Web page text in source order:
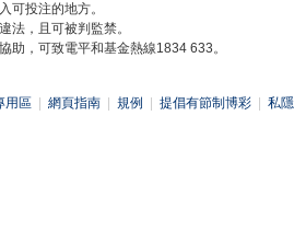
可投注的地方。
法，且可被判監禁。
助，可致電平和基金熱線1834 633。
用區 網頁指南 規例 提倡有節制博彩 私